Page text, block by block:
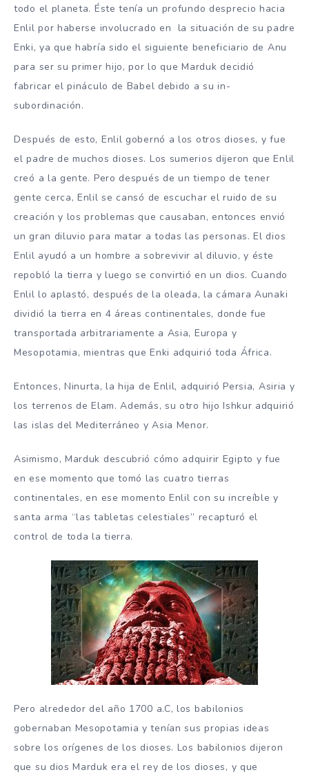
todo el planeta. Éste tenía un profundo desprecio hacia
Enlil por haberse involucrado en la situación de su padre
Enki, ya que habría sido el siguiente beneficiario de Anu
para ser su primer hijo, por lo que Marduk decidió
fabricar el pináculo de Babel debido a su in-
subordinación.
Después de esto, Enlil gobernó a los otros dioses, y fue
el padre de muchos dioses. Los sumerios dijeron que Enlil
creó a la gente. Pero después de un tiempo de tener
gente cerca, Enlil se cansó de escuchar el ruido de su
creación y los problemas que causaban, entonces envió
un gran diluvio para matar a todas las personas. El dios
Enlil ayudó a un hombre a sobrevivir al diluvio, y éste
repobló la tierra y luego se convirtió en un dios. Cuando
Enlil lo aplastó, después de la oleada, la cámara Aunaki
dividió la tierra en 4 áreas continentales, donde fue
transportada arbitrariamente a Asia, Europa y
Mesopotamia, mientras que Enki adquirió toda África.
Entonces, Ninurta, la hija de Enlil, adquirió Persia, Asiria y
los terrenos de Elam. Además, su otro hijo Ishkur adquirió
las islas del Mediterráneo y Asia Menor.
Asimismo, Marduk descubrió cómo adquirir Egipto y fue
en ese momento que tomó las cuatro tierras
continentales, en ese momento Enlil con su increíble y
santa arma “las tabletas celestiales” recapturó el
control de toda la tierra.
Pero alrededor del año 1700 a.C, los babilonios
gobernaban Mesopotamia y tenían sus propias ideas
sobre los orígenes de los dioses. Los babilonios dijeron
que su dios Marduk era el rey de los dioses, y que